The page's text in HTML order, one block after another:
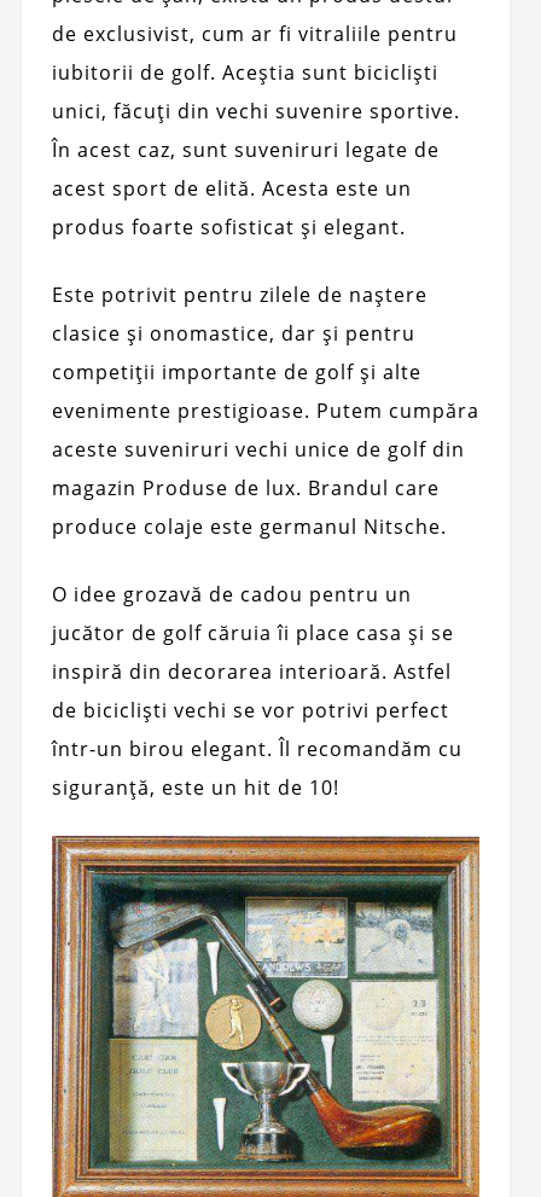
de exclusivist, cum ar fi vitraliile pentru
iubitorii de golf. Aceștia sunt bicicliști
unici, făcuți din vechi suvenire sportive.
În acest caz, sunt suveniruri legate de
acest sport de elită. Acesta este un
produs foarte sofisticat și elegant.
Este potrivit pentru zilele de naștere
clasice și onomastice, dar și pentru
competiții importante de golf și alte
evenimente prestigioase. Putem cumpăra
aceste suveniruri vechi unice de golf din
magazin Produse de lux. Brandul care
produce colaje este germanul Nitsche.
O idee grozavă de cadou pentru un
jucător de golf căruia îi place casa și se
inspiră din decorarea interioară. Astfel
de bicicliști vechi se vor potrivi perfect
într-un birou elegant. Îl recomandăm cu
siguranță, este un hit de 10!